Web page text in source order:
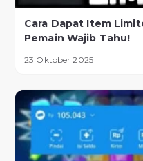
Cara Dapat Item
Pemain Wajib Tahu!
23 Oktober 2025